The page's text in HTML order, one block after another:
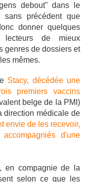
debout" dans le
sans précédent que
donner quelques
lecteurs de mieux
genres de dossiers et
mêmes.
Stacy, décédée une
premiers vaccins
belge de la PMI)
direction médicale de
envie de les recevoir,
d'une
en compagnie de la
selon ce que les